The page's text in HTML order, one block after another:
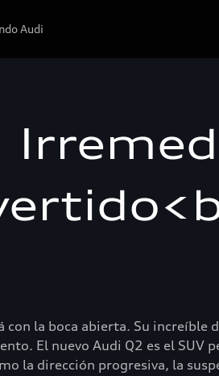
Audi
con la boca abierta. Su
El nuevo Audi Q2 es el SUV
la dirección progresiva, la